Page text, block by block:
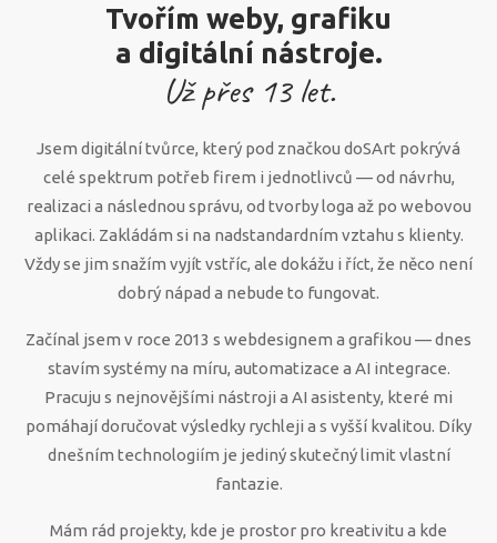
Tvořím weby, grafiku
a digitální nástroje.
Už přes 13let.
Jsem digitální tvůrce, který pod značkou doSArt pokrývá
celé spektrum potřeb firem i jednotlivců — od návrhu,
realizaci a následnou správu, od tvorby loga až po webovou
aplikaci. Zakládám si na nadstandardním vztahu s klienty.
Vždy se jim snažím vyjít vstříc, ale dokážu i říct, že něco není
dobrý nápad a nebude to fungovat.
Začínal jsem v roce 2013 s webdesignem a grafikou — dnes
stavím systémy na míru, automatizace a AI integrace.
Pracuju s nejnovějšími nástroji a AI asistenty, které mi
pomáhají doručovat výsledky rychleji a s vyšší kvalitou. Díky
dnešním technologiím je jediný skutečný limit vlastní
fantazie.
Mám rád projekty, kde je prostor pro kreativitu a kde